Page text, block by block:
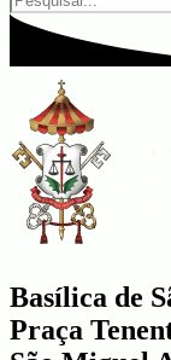
Basílica de
Praça